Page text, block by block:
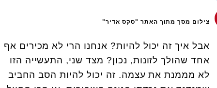
צילום מסך מתוך האתר "סקס אדיר"
אבל איך זה יכול להיות? אנחנו הרי לא מכירים אף
אחד שהולך לזונות, נכון? מצד שני, התעשייה הזו
לא מממנת את עצמה. זה יכול להיות הסב החביב